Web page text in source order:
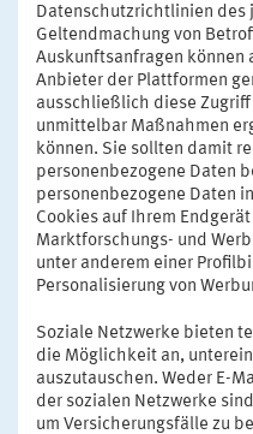
Datenschutzrichtlinien des
Geltendmachung von
Auskunftsanfragen können
Anbieter der Plattformen
ausschließlich diese
unmittelbar Maßnahmen
können. Sie sollten damit
personenbezogene Daten
personenbezogene Daten
Cookies auf Ihrem
Marktforschungs- und
unter anderem einer
Personalisierung von
Soziale Netzwerke bieten
die Möglichkeit an,
auszutauschen. Weder E-
der sozialen Netzwerke
um Versicherungsfälle zu